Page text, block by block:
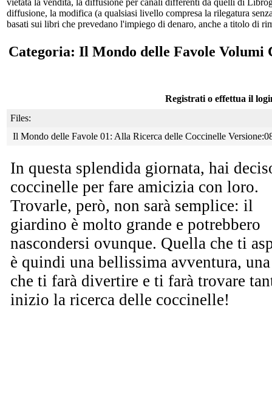
diffusione, la modifica (a qualsiasi livello compresa la rilegatura
basati sui libri che prevedano l'impiego di denaro, anche a titolo di
Categoria: Il Mondo delle Favole Volumi
Registrati o effettua il
Files:
Il Mondo delle Favole 01: Alla Ricerca delle Coccinelle
In questa splendida giornata, hai
coccinelle per fare amicizia con loro.
Trovarle, però, non sarà semplice: il
giardino è molto grande e potrebbero
nascondersi ovunque. Quella che ti
è quindi una bellissima avventura,
che ti farà divertire e ti farà trovare
inizio la ricerca delle coccinelle!